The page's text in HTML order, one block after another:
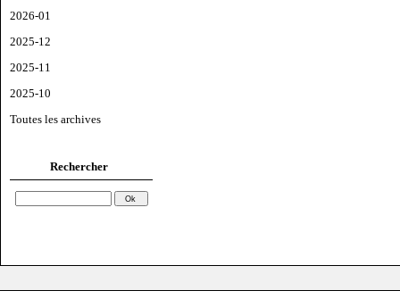
2026-01
2025-12
2025-11
2025-10
Toutes les archives
Rechercher